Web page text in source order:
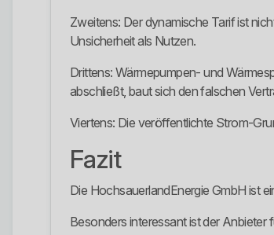
Zweitens: Der dynamische Tarif ist
Unsicherheit als Nutzen.
Drittens: Wärmepumpen- und
abschließt, baut sich den falschen
Viertens: Die veröffentlichte Strom-
Fazit
Die HochsauerlandEnergie GmbH ist
Besonders interessant ist der Anbieter